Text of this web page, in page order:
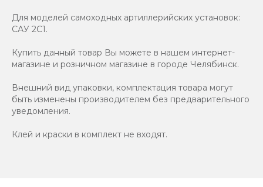
Для моделей самоходных артиллерийских установок:
САУ 2С1.
Купить данный товар Вы можете в нашем интернет-
магазине и розничном магазине в городе Челябинск.
Внешний вид упаковки, комплектация товара могут
быть изменены производителем без предварительного
уведомления.
Клей и краски в комплект не входят.